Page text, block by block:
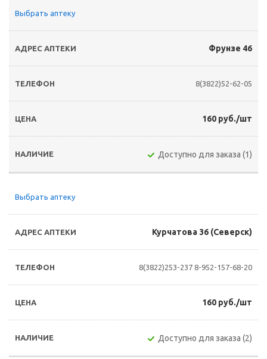
Выбрать аптеку
Фрунзе 46
8(3822)52-62-05
160 руб./шт
Доступно для заказа (1)
Выбрать аптеку
Курчатова 36 (Северск)
8(3822)253-237 8-952-157-68-20
160 руб./шт
Доступно для заказа (2)